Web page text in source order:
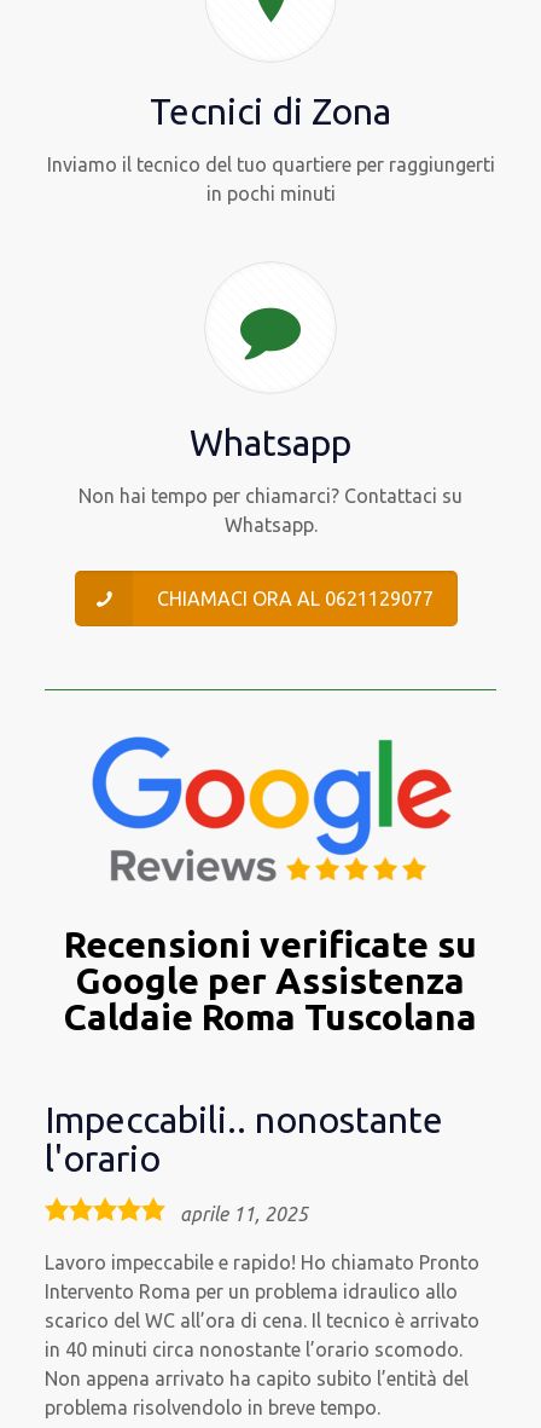
Tecnici di Zona
Inviamo il tecnico del tuo quartiere per raggiungerti
in pochi minuti
Whatsapp
Non hai tempo per chiamarci? Contattaci su
Whatsapp.
CHIAMACI ORA AL 0621129077
Recensioni verificate su
Google per Assistenza
Caldaie Roma Tuscolana
Impeccabili.. nonostante
l'orario
5,0
aprile 11, 2025
Lavoro impeccabile e rapido! Ho chiamato Pronto
Intervento Roma per un problema idraulico allo
scarico del WC all’ora di cena. Il tecnico è arrivato
in 40 minuti circa nonostante l’orario scomodo.
Non appena arrivato ha capito subito l’entità del
problema risolvendolo in breve tempo.